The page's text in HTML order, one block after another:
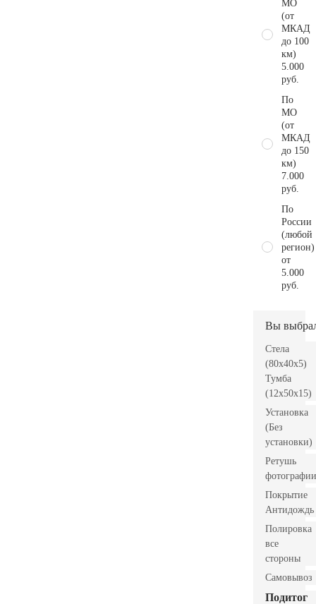
МО
(от
МКАД
до 100
км)
5.000
руб.
По
МО
(от
МКАД
до 150
км)
7.000
руб.
По
России
(любой
регион)
от
5.000
руб.
Вы
Стела
(80x40x5)
Тумба
(12x50x15)
Установка
(Без
установки)
Ретушь
фотографии
Покрытие
Антидождь
Полировка
все
стороны
Самовывоз
Подитог